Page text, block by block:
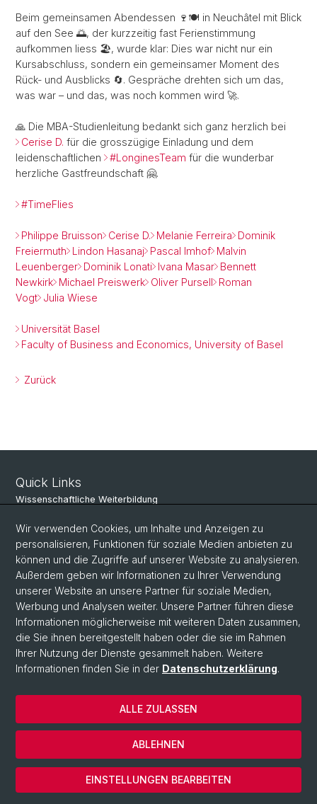
Beim gemeinsamen Abendessen 🍷🍽️ in Neuchâtel mit Blick
auf den See 🌅, der kurzzeitig fast Ferienstimmung
aufkommen liess 🏖️, wurde klar: Dies war nicht nur ein
Kursabschluss, sondern ein gemeinsamer Moment des
Rück- und Ausblicks 🔄. Gespräche drehten sich um das,
was war – und das, was noch kommen wird 🚀.
🙏 Die MBA-Studienleitung bedankt sich ganz herzlich bei
Cerise D. für die grosszügige Einladung und dem
leidenschaftlichen
#LonginesTeam für die wunderbar
herzliche Gastfreundschaft 🤗.
#TimeFlies
Philippe Bruisson Cerise D. Melanie Ferreira Dominik
Freiermuth Lindon Hasanaj Pascal Imhof Malvin
Leuenberger Dominik Lonati Ivana Masar Bennett
Newkirk Michael Preiswerk Oliver Pursell Roman
Vogt Julia Wiese
Universität Basel
Faculty of Business and Economics, University of Basel
Zurück
Quick Links
Wissenschaftliche Weiterbildung
bruhnpartner
Social Media
Instagram
LinkedIn
© Universität Basel
Wirtschaftswissenschaftliche Fakultät
Wir verwenden Cookies, um Inhalte und Anzeigen zu
personalisieren, Funktionen für soziale Medien anbieten zu
können und die Zugriffe auf unserer Website zu analysieren.
Außerdem geben wir Informationen zu Ihrer Verwendung
unserer Website an unsere Partner für soziale Medien,
Werbung und Analysen weiter. Unsere Partner führen diese
Informationen möglicherweise mit weiteren Daten zusammen,
die Sie ihnen bereitgestellt haben oder die sie im Rahmen
Ihrer Nutzung der Dienste gesammelt haben. Weitere
Informationen finden Sie in der Datenschutzerklärung.
EINSTELLUNGEN BEARBEITEN
ABLEHNEN
ALLE ZULASSEN